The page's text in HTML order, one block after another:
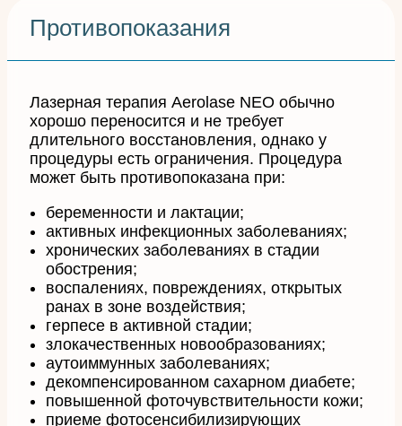
Противопоказания
Лазерная терапия Aerolase NEO обычно
хорошо переносится и не требует
длительного восстановления, однако у
процедуры есть ограничения. Процедура
может быть противопоказана при:
беременности и лактации;
активных инфекционных заболеваниях;
хронических заболеваниях в стадии
обострения;
воспалениях, повреждениях, открытых
ранах в зоне воздействия;
герпесе в активной стадии;
злокачественных новообразованиях;
аутоиммунных заболеваниях;
декомпенсированном сахарном диабете;
повышенной фоточувствительности кожи;
приеме фотосенсибилизирующих